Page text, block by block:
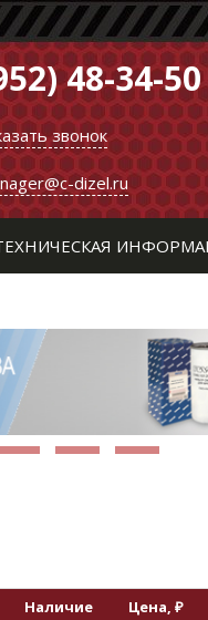
48-34-50
звонок
dizel.ru
Наличие Цена, ₽